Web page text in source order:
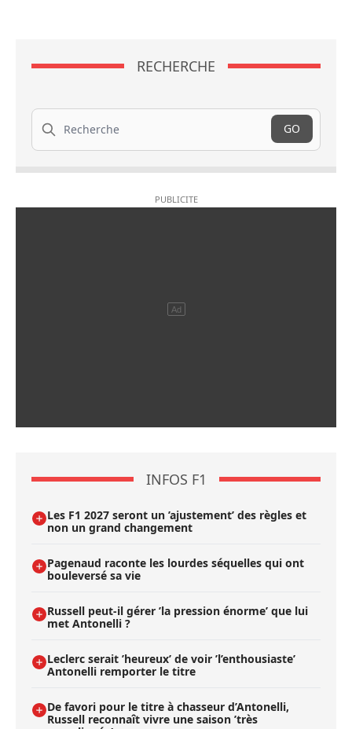
RECHERCHE
Recherche
GO
INFOS F1
Les F1 2027 seront un ’ajustement’ des règles et
non un grand changement
Pagenaud raconte les lourdes séquelles qui ont
bouleversé sa vie
Russell peut-il gérer ’la pression énorme’ que lui
met Antonelli ?
Leclerc serait ’heureux’ de voir ’l’enthousiaste’
Antonelli remporter le titre
De favori pour le titre à chasseur d’Antonelli,
Russell reconnaît vivre une saison ’très